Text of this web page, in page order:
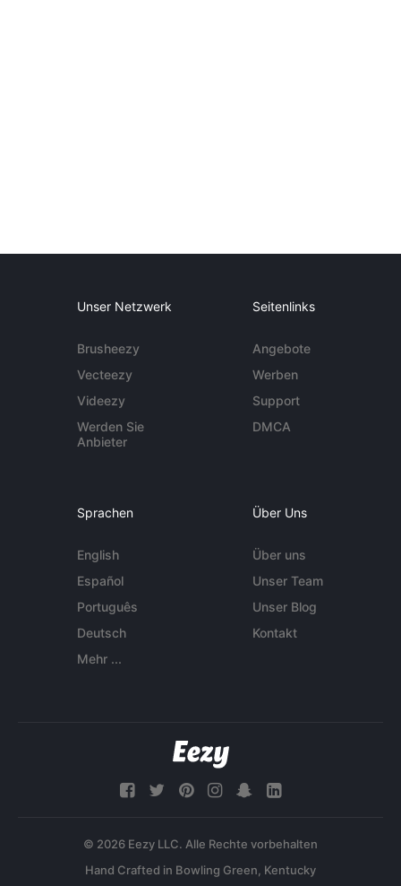
Unser Netzwerk
Brusheezy
Vecteezy
Videezy
Werden Sie
Anbieter
Seitenlinks
Angebote
Werben
Support
DMCA
Sprachen
English
Español
Português
Deutsch
Mehr ...
Über Uns
Über uns
Unser Team
Unser Blog
Kontakt
© 2026 Eezy LLC. Alle Rechte vorbehalten